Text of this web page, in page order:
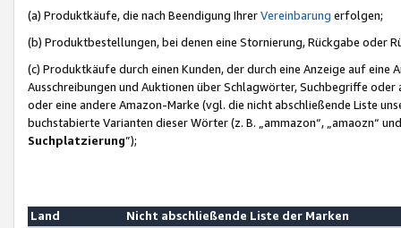
(a) Produktkäufe, die nach Beendigung IhrerVereinbarung erfolgen;
(b) Produktbestellungen, bei denen eine Stornierung, Rückgabe oder
(c) Produktkäufe durch einen Kunden, der durch eine Anzeige auf
Ausschreibungen und Auktionen über Schlagwörter, Suchbegriffe
oder eine andere Amazon-Marke (vgl. die nicht abschließende Liste
buchstabierte Varianten dieser Wörter (z. B. „ammazon“, „amaozn“
Suchplatzierung”);
Land
Nicht abschließende Liste der Marken